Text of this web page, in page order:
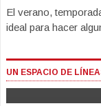
El verano,
ideal para hacer
UN ESPACIO DE